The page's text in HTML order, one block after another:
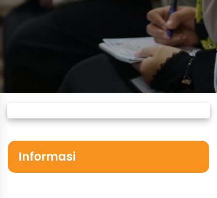
Informasi